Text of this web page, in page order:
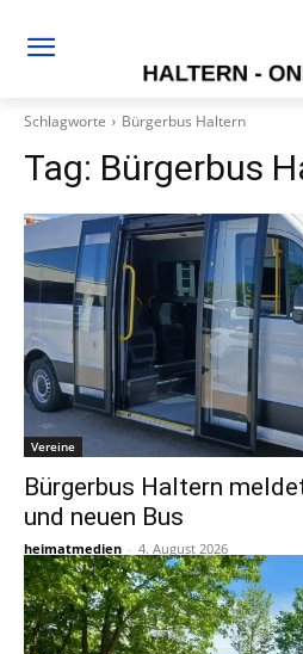
Schlagworte Bürgerbus Haltern
Tag: Bürgerbus
Vereine
Bürgerbus Haltern
und neuen Bus
heimatmedien - 4. August 2026